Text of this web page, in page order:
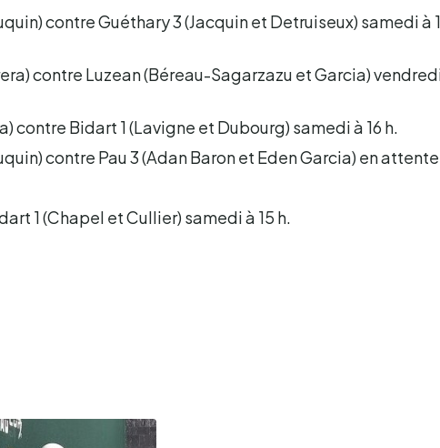
contre Guéthary 3 (Jacquin et Detruiseux) samedi à
contre Luzean (Béreau-Sagarzazu et Garcia)
contre Bidart 1 (Lavigne et Dubourg) samedi à 16 h.
contre Pau 3 (Adan Baron et Eden Garcia) en
1 (Chapel et Cullier) samedi à 15 h.